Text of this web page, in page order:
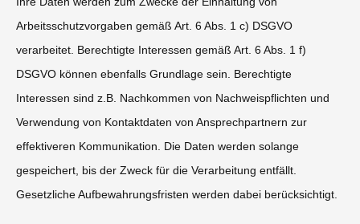
Arbeitsschutzvorgaben gemäß Art. 6 Abs. 1 c) DSGVO
verarbeitet. Berechtigte Interessen gemäß Art. 6 Abs. 1 f)
DSGVO können ebenfalls Grundlage sein. Berechtigte
Interessen sind z.B. Nachkommen von Nachweispflichten und
Verwendung von Kontaktdaten von Ansprechpartnern zur
effektiveren Kommunikation. Die Daten werden solange
gespeichert, bis der Zweck für die Verarbeitung entfällt.
Gesetzliche Aufbewahrungsfristen werden dabei berücksichtigt.